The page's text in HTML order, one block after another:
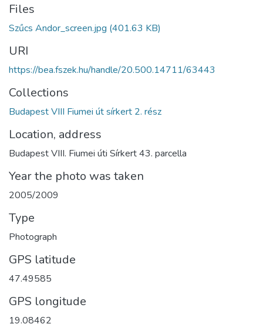
Files
Szűcs Andor_screen.jpg (401.63 KB)
URI
https://bea.fszek.hu/handle/20.500.14711/63443
Collections
Budapest VIII Fiumei út sírkert 2. rész
Location, address
Budapest VIII. Fiumei úti Sírkert 43. parcella
Year the photo was taken
2005/2009
Type
Photograph
GPS latitude
47.49585
GPS longitude
19.08462